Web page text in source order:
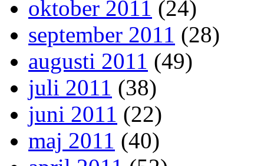
oktober 2011 (24)
september 2011 (28)
augusti 2011 (49)
juli 2011 (38)
juni 2011 (22)
maj 2011 (40)